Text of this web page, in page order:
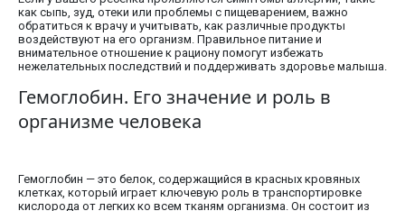
как сыпь, зуд, отеки или проблемы с пищеварением, важно
обратиться к врачу и учитывать, как различные продукты
воздействуют на его организм. Правильное питание и
внимательное отношение к рациону помогут избежать
нежелательных последствий и поддерживать здоровье малыша.
Гемоглобин. Его значение и роль в
организме человека
Гемоглобин — это белок, содержащийся в красных кровяных
клетках, который играет ключевую роль в транспортировке
кислорода от легких ко всем тканям организма. Он состоит из